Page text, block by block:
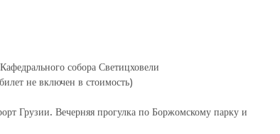
собора Светицховели
не включен в стоимость)
Грузии. Вечерняя прогулка по Боржомскому парку и